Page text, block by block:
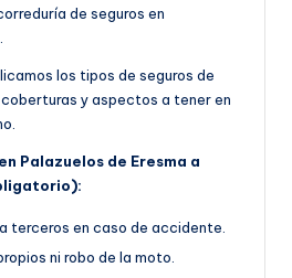
de seguros en
los tipos de seguros de
y aspectos a tener en
Palazuelos de Eresma a
terceros en caso de accidente.
ni robo de la moto.